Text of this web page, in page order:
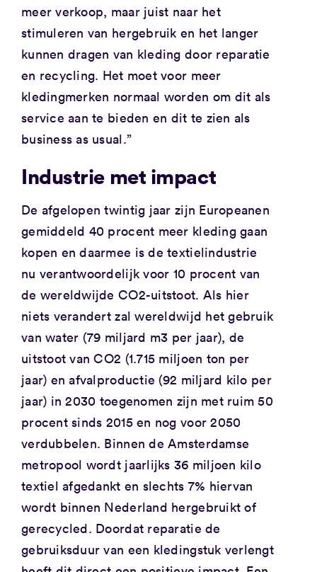
meer verkoop, maar juist naar het
stimuleren van hergebruik en het langer
kunnen dragen van kleding door reparatie
en recycling. Het moet voor meer
kledingmerken normaal worden om dit als
service aan te bieden en dit te zien als
business as usual.”
Industrie met impact
De afgelopen twintig jaar zijn Europeanen
gemiddeld 40 procent meer kleding gaan
kopen en daarmee is de textielindustrie
nu verantwoordelijk voor 10 procent van
de wereldwijde CO2-uitstoot. Als hier
niets verandert zal wereldwijd het gebruik
van water (79 miljard m3 per jaar), de
uitstoot van CO2 (1.715 miljoen ton per
jaar) en afvalproductie (92 miljard kilo per
jaar) in 2030 toegenomen zijn met ruim 50
procent sinds 2015 en nog voor 2050
verdubbelen. Binnen de Amsterdamse
metropool wordt jaarlijks 36 miljoen kilo
textiel afgedankt en slechts 7% hiervan
wordt binnen Nederland hergebruikt of
gerecycled. Doordat reparatie de
gebruiksduur van een kledingstuk verlengt